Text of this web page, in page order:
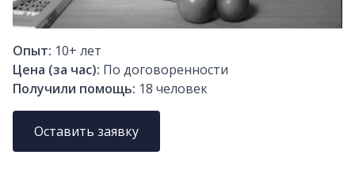
Опыт: 10+ лет
Цена (за час): По договоренности
Получили помощь: 18 человек
Оставить заявку